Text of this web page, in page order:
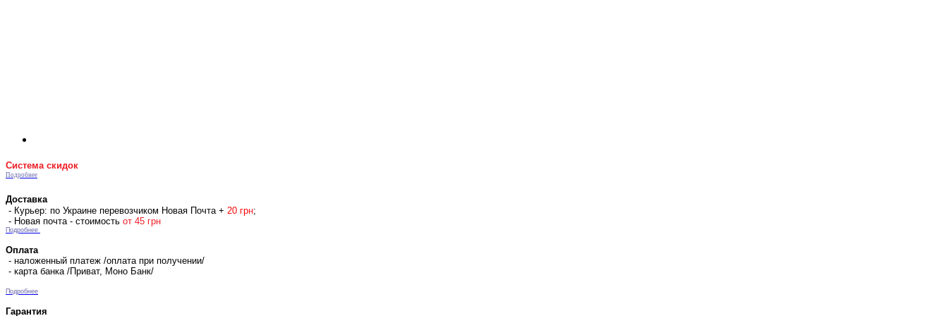
Система скидок
Подробнее
Доставка
- Курьер: по Украине перевозчиком Новая Почта + 20 грн;
- Новая почта - стоимость от 45 грн
Подробнее
Оплата
- наложенный платеж /оплата при получении/
- карта банка /Приват, Моно Банк/
Подробнее
Гарантия